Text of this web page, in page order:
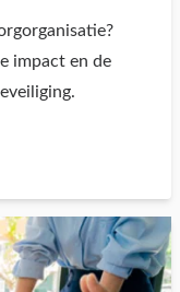
impact en de